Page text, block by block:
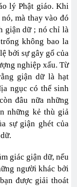
lý Phật giáo. Khi
mà thay vào đó
giận dữ ; nó chỉ là
không bao la
bởi sự gây gổ của
nghiệp xấu. Từ
giận dữ là hạt
ngục có thể sinh
đâu nữa những
những kẻ thù giả
sự giận ghét của
giác giận dữ, nếu
người khác bởi
được giải thoát